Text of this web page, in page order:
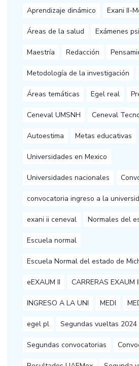
Aprendizaje dinámico Exani II-
Áreas de la salud Exámenes
Maestría Redacción
Metodología de la investigación
Áreas temáticas Egel real
Ceneval UMSNH Ceneval
Autoestima Metas educativas
Universidades en Mexico
Universidades nacionales
convocatoria ingreso a la
exani ii ceneval Normales del
Escuela normal
Escuela Normal del estado de
eEXAUM II CARRERAS EXAUM II
INGRESO A LA UNI MEDI
egel pl Segundas vueltas 2024
Segundas convocatorias